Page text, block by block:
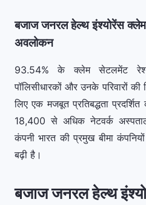
बजाज जनरल हेल्थ इंश्योरेंस
अवलोकन
93.54% के क्लेम सेटलमेंट
पॉलिसीधारकों और उनके परिवारों की
लिए एक मजबूत प्रतिबद्धता
18,400 से अधिक नेटवर्क
कंपनी भारत की प्रमुख बीमा
बढ़ी है।
बजाज जनरल हेल्थ